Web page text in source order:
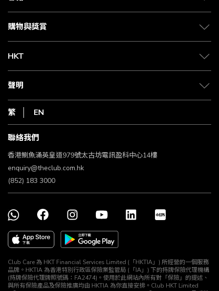
媒體中心
會籍及專屬禮遇
賺取積分
購物與獎賞
物流與配送
Club Shopping 商品領取站
常見問題
HKT
csl.
1010
HKT
聲明
私隱聲明
使用條款
條款及細則
不歧視及不騷擾聲明
認可牌照及通告
繁 EN
聯絡我們
香港鰂魚涌英皇道979號太古坊電訊盈科中心14樓
enquiry@theclub.com.hk
(852) 183 3000
Club Care 為 HKT Financial Services Limited (「HKTIA」) 所經營的一個服務
品牌。HKTIA 為香港特別行政區保險業監管局 (「IA」) 下的持牌保險代理機構
(持牌保險代理牌照號碼：FA2474)。使用於此網站內所有對「保險」的提述、
與所有保險產品及保險推廣均由 HKTIA 為你直接安排。Club HKT Limited